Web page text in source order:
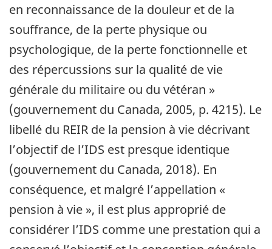
en reconnaissance de la douleur et de la
souffrance, de la perte physique ou
psychologique, de la perte fonctionnelle et
des répercussions sur la qualité de vie
générale du militaire ou du vétéran »
(gouvernement du Canada, 2005, p. 4215). Le
libellé du REIR de la pension à vie décrivant
l’objectif de l’IDS est presque identique
(gouvernement du Canada, 2018). En
conséquence, et malgré l’appellation «
pension à vie », il est plus approprié de
considérer l’IDS comme une prestation qui a